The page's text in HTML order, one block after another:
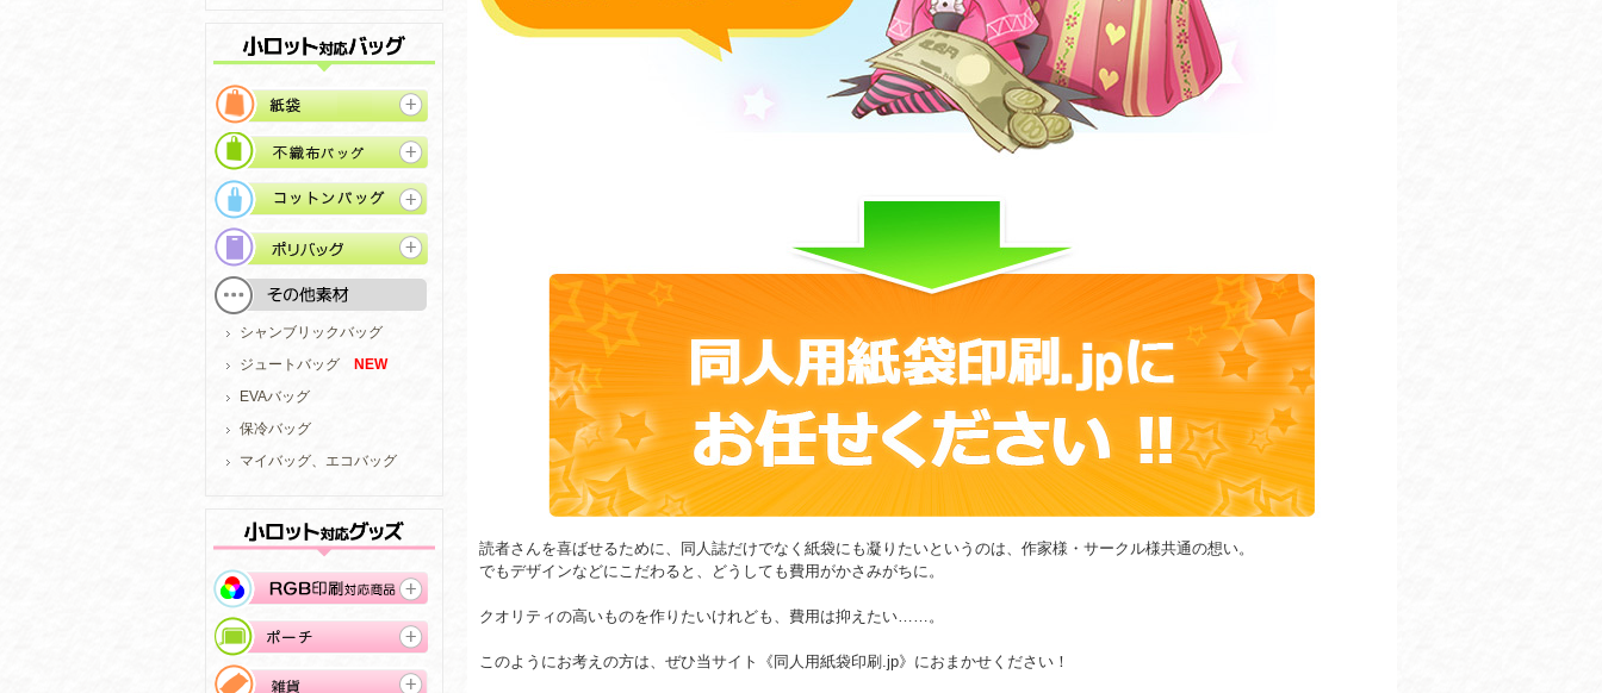
シャンブリックバッグ
ジュートバッグ NEW
EVAバッグ
保冷バッグ
マイバッグ、エコバッグ
読者さんを喜ばせるために、同人誌だけでなく紙袋にも凝りたいというのは、作家様・サークル様共通の想い。
でもデザインなどにこだわると、どうしても費用がかさみがちに。
クオリティの高いものを作りたいけれども、費用は抑えたい……。
このようにお考えの方は、ぜひ当サイト《同人用紙袋印刷.jp》におまかせください！